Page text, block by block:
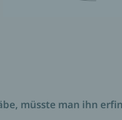
müsste man ihn